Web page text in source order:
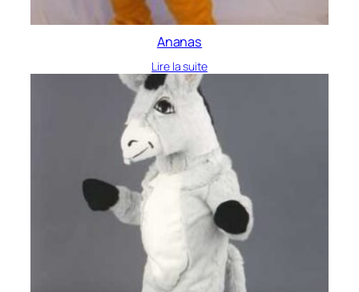
Ananas
Lire la suite